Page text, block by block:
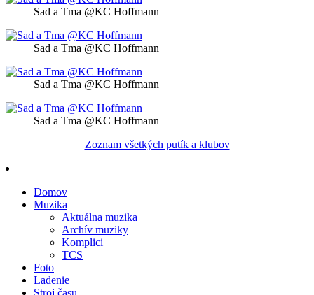
Sad a Tma @KC Hoffmann
Sad a Tma @KC Hoffmann
Sad a Tma @KC Hoffmann
Sad a Tma @KC Hoffmann
Zoznam všetkých putík a klubov
Domov
Muzika
Aktuálna muzika
Archív muziky
Komplici
TCS
Foto
Ladenie
Stroj času